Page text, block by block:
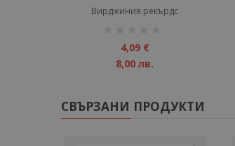
Вирджиния рекърдс
4,09 €
8,00 лв.
СВЪРЗАНИ ПРОДУКТИ